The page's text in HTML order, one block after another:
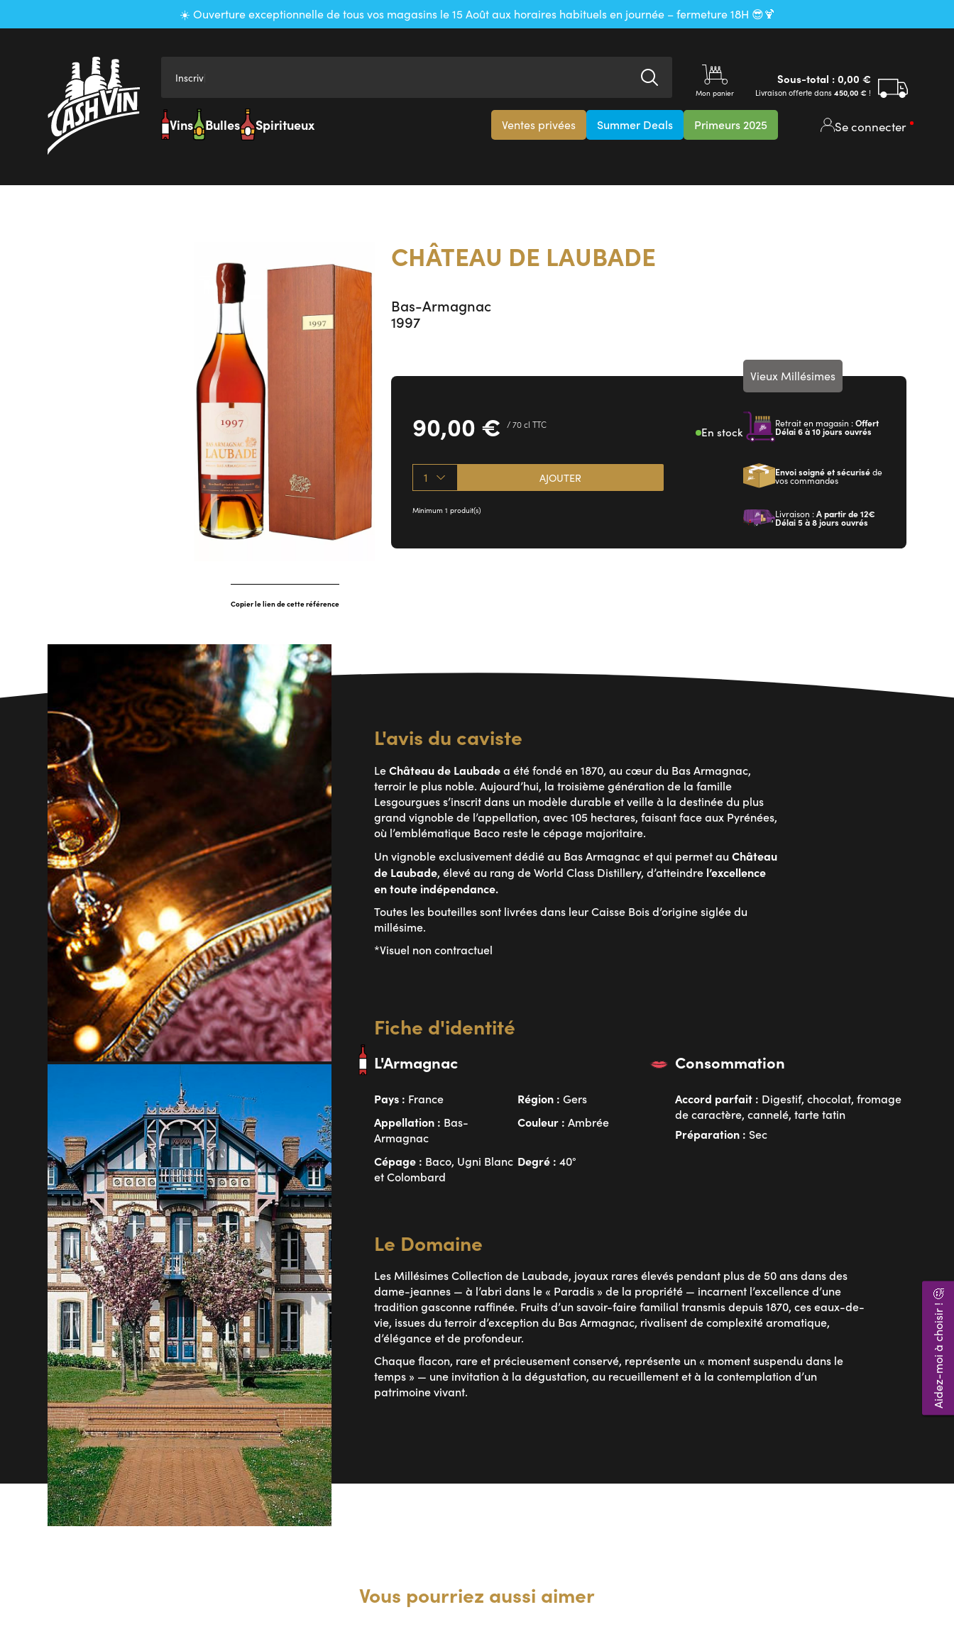
☀️ Ouverture exceptionnelle de tous vos magasins le 15 Août aux horaires habituels en journée – fermeture 18H 😎🍹
Inscrivez ic
Mon panier
Sous-total :0,00 €
Livraison offerte dans 450,00 € !
Vins Bulles Spiritueux Ventes privées Summer Deals Primeurs 2025 Se connecter
Copier le lien de cette référence
CHÂTEAU DE LAUBADE
Bas-Armagnac
1997
90,00 € / 70 cl TTC En stock
1 AJOUTER
Minimum 1 produit(s)
Vieux Millésimes
Retrait en magasin :Offert
Délai 6 à 10 jours ouvrés
Envoi soigné et sécuriséde
vos commandes
Livraison :A partir de 12€
Délai 5 à 8 jours ouvrés
L'avis du caviste
LeChâteau de Laubadea été fondé en 1870, au cœur du Bas Armagnac,
terroir le plus noble. Aujourd’hui, la troisième génération de la famille
Lesgourgues s’inscrit dans un modèle durable et veille à la destinée du plus
grand vignoble de l’appellation, avec 105 hectares, faisant face aux Pyrénées,
où l’emblématique Baco reste le cépage majoritaire.
Un vignoble exclusivement dédié au Bas Armagnac et qui permet auChâteau
de Laubade, élevé au rang de World Class Distillery, d’atteindre l’excellence
en toute indépendance.
Toutes les bouteilles sont livrées dans leur Caisse Bois d’origine siglée du
millésime.
*Visuel non contractuel
Fiche d'identité
L'Armagnac
Pays : France Région :Gers
Appellation : Bas-
Armagnac
Couleur :Ambrée
Cépage : Baco, Ugni Blanc
et Colombard
Degré :40°
Consommation
Accord parfait : Digestif, chocolat, fromage
de caractère, cannelé, tarte tatin
Préparation : Sec
Le Domaine
Les Millésimes Collection de Laubade, joyaux rares élevés pendant plus de 50 ans dans des
dame-jeannes — à l’abri dans le « Paradis » de la propriété — incarnent l’excellence d’une
tradition gasconne raffinée. Fruits d’un savoir-faire familial transmis depuis 1870, ces eaux-de-
vie, issues du terroir d’exception du Bas Armagnac, rivalisent de complexité aromatique,
d’élégance et de profondeur.
Chaque flacon, rare et précieusement conservé, représente un « moment suspendu dans le
temps » — une invitation à la dégustation, au recueillement et à la contemplation d’un
patrimoine vivant.
Vous pourriez aussi aimer
Aidez-moi à choisir ! 🤔